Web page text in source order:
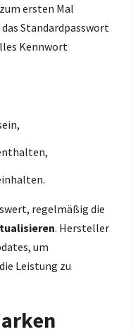
ersten Mal
Standardpasswort
Kennwort
regelmäßig die
. Hersteller
um
Leistung zu